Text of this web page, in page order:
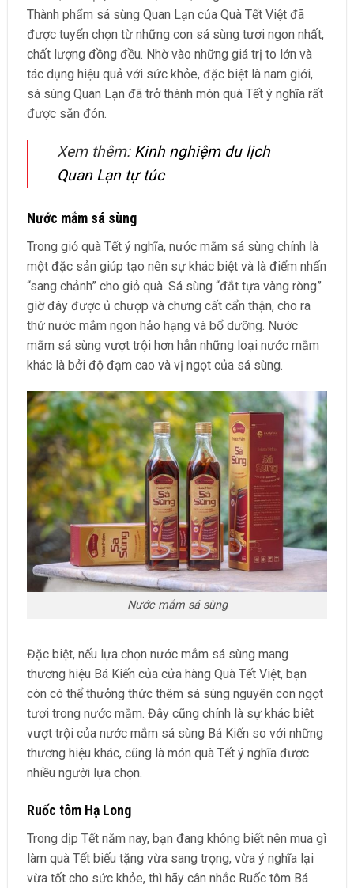
Thành phẩm sá sùng Quan Lạn của Quà Tết Việt đã
được tuyển chọn từ những con sá sùng tươi ngon nhất,
chất lượng đồng đều. Nhờ vào những giá trị to lớn và
tác dụng hiệu quả với sức khỏe, đặc biệt là nam giới,
sá sùng Quan Lạn đã trở thành món quà Tết ý nghĩa rất
được săn đón.
Xem thêm: Kinh nghiệm du lịch
Quan Lạn tự túc
Nước mắm sá sùng
Trong giỏ quà Tết ý nghĩa, nước mắm sá sùng chính là
một đặc sản giúp tạo nên sự khác biệt và là điểm nhấn
“sang chảnh” cho giỏ quà. Sá sùng “đắt tựa vàng ròng”
giờ đây được ủ chượp và chưng cất cẩn thận, cho ra
thứ nước mắm ngon hảo hạng và bổ dưỡng. Nước
mắm sá sùng vượt trội hơn hẳn những loại nước mắm
khác là bởi độ đạm cao và vị ngọt của sá sùng.
Nước mắm sá sùng
Đặc biệt, nếu lựa chọn nước mắm sá sùng mang
thương hiệu Bá Kiến của cửa hàng Quà Tết Việt, bạn
còn có thể thưởng thức thêm sá sùng nguyên con ngọt
tươi trong nước mắm. Đây cũng chính là sự khác biệt
vượt trội của nước mắm sá sùng Bá Kiến so với những
thương hiệu khác, cũng là món quà Tết ý nghĩa được
nhiều người lựa chọn.
Ruốc tôm Hạ Long
Trong dịp Tết năm nay, bạn đang không biết nên mua gì
làm quà Tết biếu tặng vừa sang trọng, vừa ý nghĩa lại
vừa tốt cho sức khỏe, thì hãy cân nhắc Ruốc tôm Bá